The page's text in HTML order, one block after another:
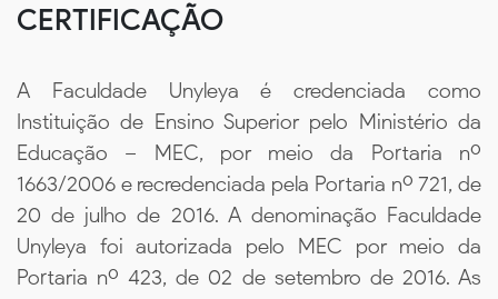
CERTIFICAÇÃO
A Faculdade Unyleya é credenciada como
Instituição de Ensino Superior pelo Ministério da
Educação – MEC, por meio da Portaria nº
1663/2006 e recredenciada pela Portaria nº 721, de
20 de julho de 2016. A denominação Faculdade
Unyleya foi autorizada pelo MEC por meio da
Portaria nº 423, de 02 de setembro de 2016. As